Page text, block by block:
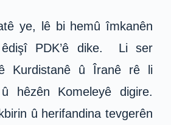
ye, lê bi hemû îmkanên
êdişî PDK’ê dike. Li ser
Kurdistanê û Îranê rê li
hêzên Komeleyê digire.
û herifandina tevgerên